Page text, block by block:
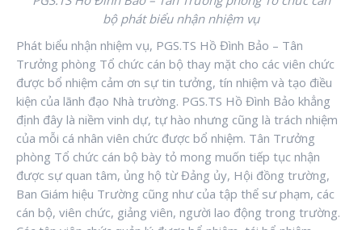
bộ phát biểu nhận nhiệm vụ
Phát biểu nhận nhiệm vụ, PGS.TS Hồ Đình Bảo – Tân
Trưởng phòng Tổ chức cán bộ thay mặt cho các viên chức
được bổ nhiệm cảm ơn sự tin tưởng, tín nhiệm và tạo điều
kiện của lãnh đạo Nhà trường. PGS.TS Hồ Đình Bảo khẳng
định đây là niềm vinh dự, tự hào nhưng cũng là trách nhiệm
của mỗi cá nhân viên chức được bổ nhiệm. Tân Trưởng
phòng Tổ chức cán bộ bày tỏ mong muốn tiếp tục nhận
được sự quan tâm, ủng hộ từ Đảng ủy, Hội đồng trường,
Ban Giám hiệu Trường cũng như của tập thể sư phạm, các
cán bộ, viên chức, giảng viên, người lao động trong trường.